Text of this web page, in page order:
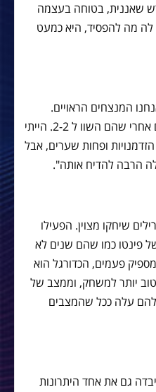
שאננית, בטוחה בעצמה
לה מה להפסיד, היא כמעט
180 דקות, אנחנו המנצחים הראויים.
השחקנים הוכיחו המון חוזק, גם אחרי שהם השוו ל 2-2. הייתי
ופחות שערים, אבל
הרבה להדיח אותה".
שיחקו מצוין. הפעילו
פינטו כמו שהם שנים לא
פעמים, הכדורגל הוא
טוב יותר למשחק, וממצב של
עלה ככל שהמצבים
גם את אחד היתרונות